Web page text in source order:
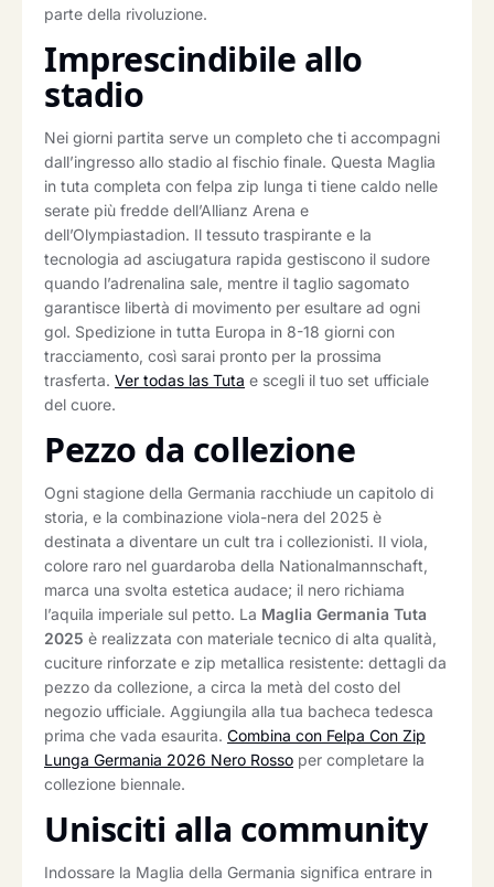
parte della rivoluzione.
Imprescindibile allo
stadio
Nei giorni partita serve un completo che ti accompagni
dall’ingresso allo stadio al fischio finale. Questa Maglia
in tuta completa con felpa zip lunga ti tiene caldo nelle
serate più fredde dell’Allianz Arena e
dell’Olympiastadion. Il tessuto traspirante e la
tecnologia ad asciugatura rapida gestiscono il sudore
quando l’adrenalina sale, mentre il taglio sagomato
garantisce libertà di movimento per esultare ad ogni
gol. Spedizione in tutta Europa in 8-18 giorni con
tracciamento, così sarai pronto per la prossima
trasferta. Ver todas las Tuta e scegli il tuo set ufficiale
del cuore.
Pezzo da collezione
Ogni stagione della Germania racchiude un capitolo di
storia, e la combinazione viola-nera del 2025 è
destinata a diventare un cult tra i collezionisti. Il viola,
colore raro nel guardaroba della Nationalmannschaft,
marca una svolta estetica audace; il nero richiama
l’aquila imperiale sul petto. La Maglia Germania Tuta
2025 è realizzata con materiale tecnico di alta qualità,
cuciture rinforzate e zip metallica resistente: dettagli da
pezzo da collezione, a circa la metà del costo del
negozio ufficiale. Aggiungila alla tua bacheca tedesca
prima che vada esaurita. Combina con Felpa Con Zip
Lunga Germania 2026 Nero Rosso per completare la
collezione biennale.
Unisciti alla community
Indossare la Maglia della Germania significa entrare in